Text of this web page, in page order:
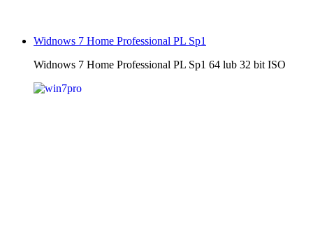
Widnows 7 Home Professional PL Sp1
Widnows 7 Home Professional PL Sp1 64 lub 32 bit ISO